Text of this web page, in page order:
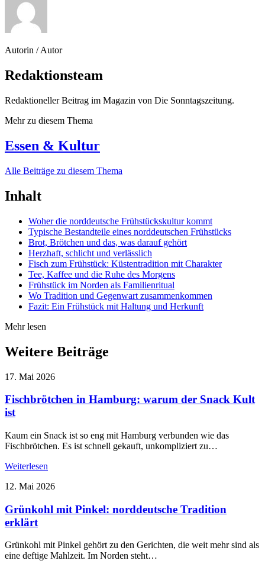
Autorin / Autor
Redaktionsteam
Redaktioneller Beitrag im Magazin von Die Sonntagszeitung.
Mehr zu diesem Thema
Essen & Kultur
Alle Beiträge zu diesem Thema
Inhalt
Woher die norddeutsche Frühstückskultur kommt
Typische Bestandteile eines norddeutschen Frühstücks
Brot, Brötchen und das, was darauf gehört
Herzhaft, schlicht und verlässlich
Fisch zum Frühstück: Küstentradition mit Charakter
Tee, Kaffee und die Ruhe des Morgens
Frühstück im Norden als Familienritual
Wo Tradition und Gegenwart zusammenkommen
Fazit: Ein Frühstück mit Haltung und Herkunft
Mehr lesen
Weitere Beiträge
17. Mai 2026
Fischbrötchen in Hamburg: warum der Snack Kult
ist
Kaum ein Snack ist so eng mit Hamburg verbunden wie das
Fischbrötchen. Es ist schnell gekauft, unkompliziert zu…
Weiterlesen
12. Mai 2026
Grünkohl mit Pinkel: norddeutsche Tradition
erklärt
Grünkohl mit Pinkel gehört zu den Gerichten, die weit mehr sind als
eine deftige Mahlzeit. Im Norden steht…